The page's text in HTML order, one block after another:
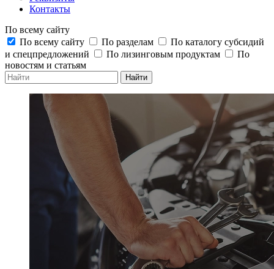
Контакты
По всему сайту
По всему сайту
По разделам
По каталогу субсидий
и спецпредложений
По лизинговым продуктам
По
новостям и статьям
Найти